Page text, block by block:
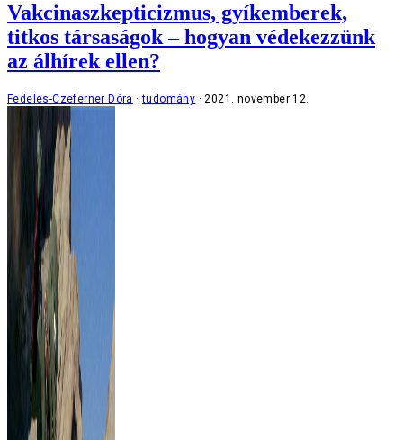
Vakcinaszkepticizmus, gyíkemberek,
titkos társaságok – hogyan védekezzünk
az álhírek ellen?
Fedeles-Czeferner Dóra tudomány 2021. november 12.